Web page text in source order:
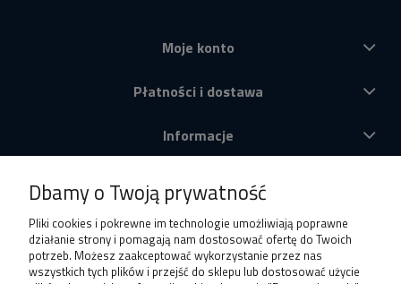
Moje konto
Płatności i dostawa
Informacje
Produkty
Dbamy o Twoją prywatność
Pliki cookies i pokrewne im technologie umożliwiają poprawne
działanie strony i pomagają nam dostosować ofertę do Twoich
potrzeb. Możesz zaakceptować wykorzystanie przez nas
wszystkich tych plików i przejść do sklepu lub dostosować użycie